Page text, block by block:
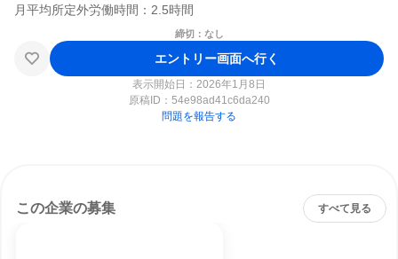
締切：なし
エントリー画面へ行く
表示開始日：2026年1月8日
原稿ID： 54e98ad41c6da240
問題を報告する
この企業の募集 すべて見る